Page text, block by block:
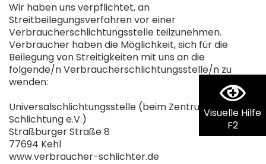
Visuelle Hilfe
F2
Wir haben uns verpflichtet, an
Streitbeilegungsverfahren vor einer
Verbraucherschlichtungsstelle teilzunehmen.
Verbraucher haben die Möglichkeit, sich für die
Beilegung von Streitigkeiten mit uns an die
folgende/n Verbraucherschlichtungsstelle/n zu
wenden:
Universalschlichtungsstelle (beim Zentrum für
Schlichtung e.V.)
Straßburger Straße 8
77694 Kehl
www.verbraucher-schlichter.de